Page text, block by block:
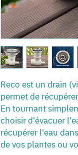
Reco est un drain
permet de
En tournant
choisir d'évacuer
récupérer l'eau
de vos plantes ou